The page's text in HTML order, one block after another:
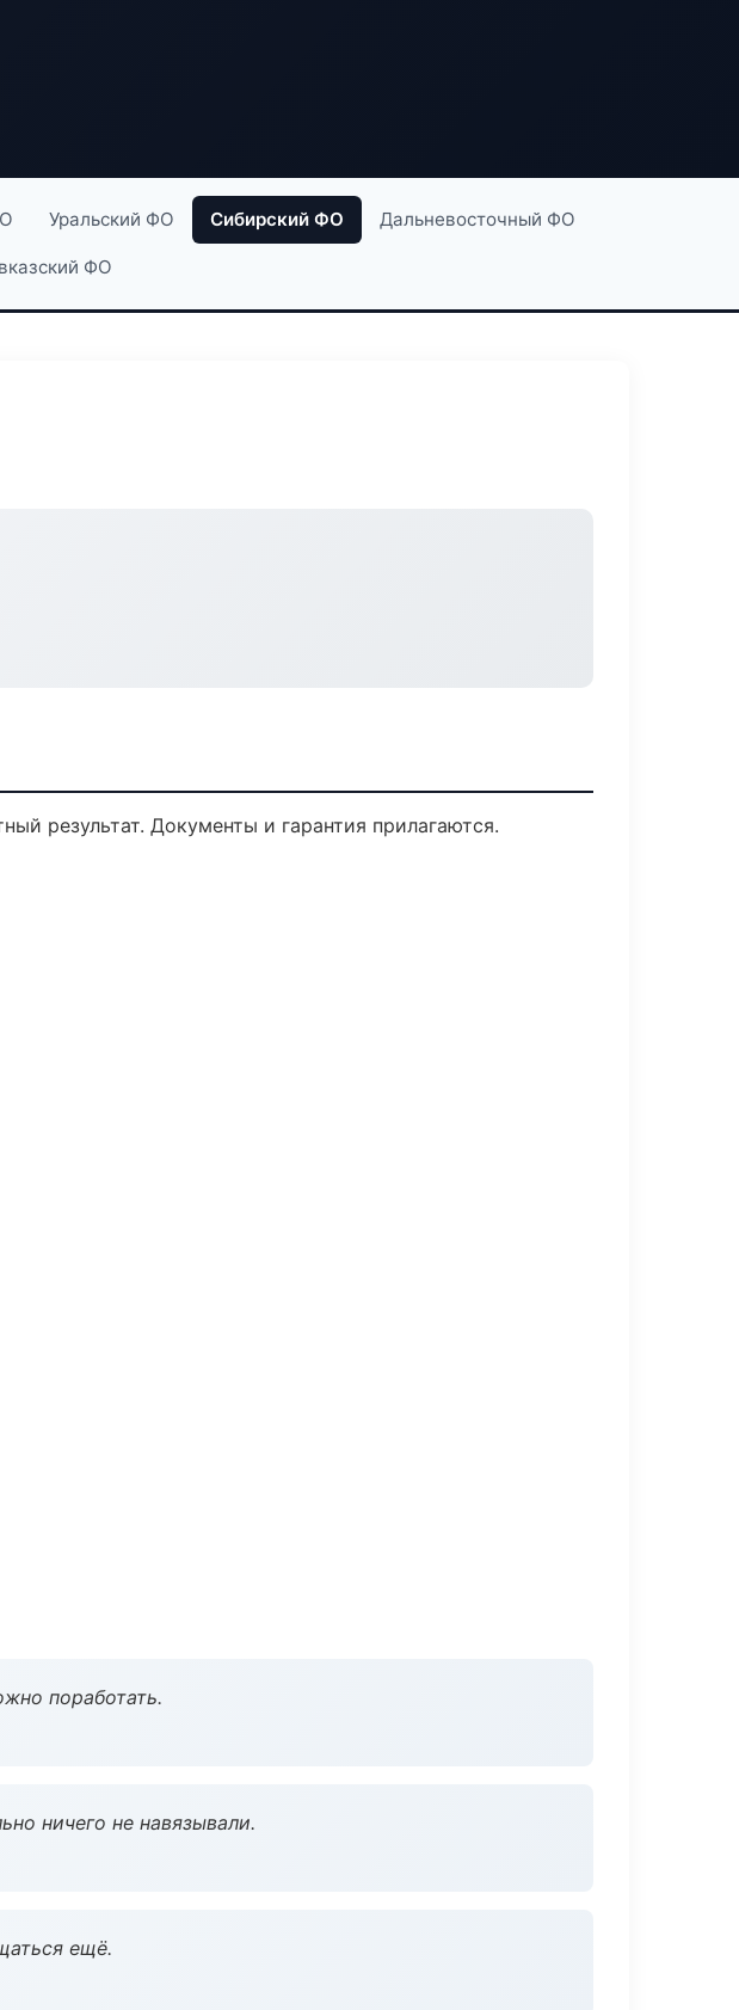
Уральский ФО Сибирский ФО Дальневосточный ФО
ФО
результат. Документы и гарантия прилагаются.
поработать.
ничего не навязывали.
ещё.